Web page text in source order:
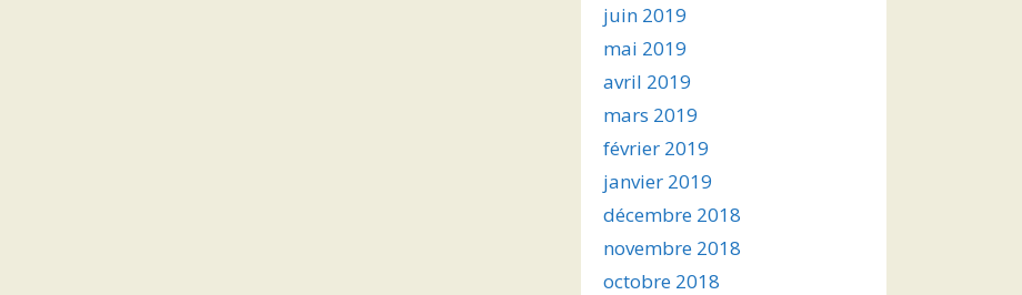
juin 2019
mai 2019
avril 2019
mars 2019
février 2019
janvier 2019
décembre 2018
novembre 2018
octobre 2018